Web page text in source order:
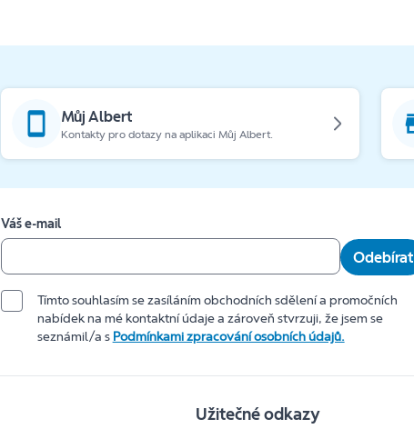
Můj Albert
Kontakty pro dotazy na aplikaci Můj Albert.
Váš e-mail
Odebírat
Tímto souhlasím se zasíláním obchodních sdělení a promočních
nabídek na mé kontaktní údaje a zároveň stvrzuji, že jsem se
seznámil/a s Podmínkami zpracování osobních údajů.
Užitečné odkazy